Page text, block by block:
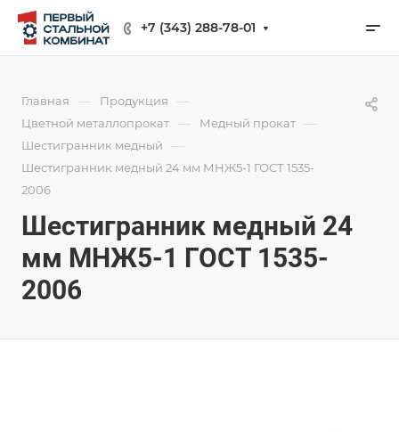
+7 (343) 288-78-01
Главная — Продукция —
Цветной металлопрокат — Медный прокат —
Шестигранник медный —
Шестигранник медный 24 мм МНЖ5-1 ГОСТ 1535-
2006
Шестигранник медный 24
мм МНЖ5-1 ГОСТ 1535-
2006